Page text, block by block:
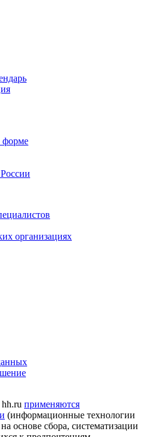
форме
организациях
применяются
(информационные технологии
основе сбора, систематизации